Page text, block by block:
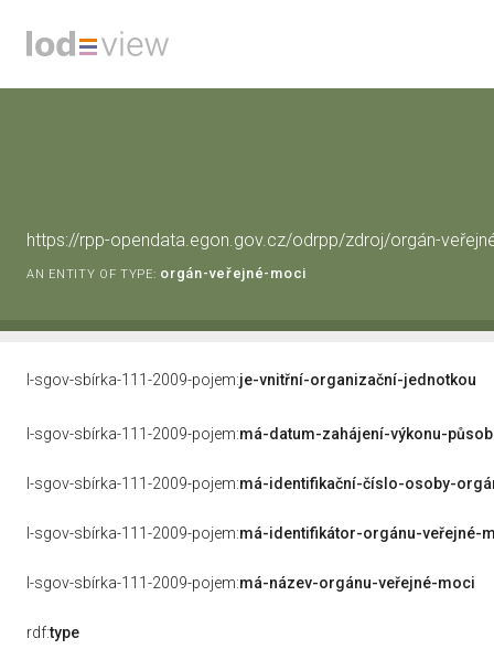
https://rpp-opendata.egon.gov.cz/odrpp/zdroj/orgán-
AN ENTITY OF TYPE: orgán-veřejné-moci
l-sgov-sbírka-111-2009-pojem:je-vnitřní-organizační-jednotkou
l-sgov-sbírka-111-2009-pojem:má-datum-zahájení-výkonu-
l-sgov-sbírka-111-2009-pojem:má-identifikační-číslo-osoby-
l-sgov-sbírka-111-2009-pojem:má-identifikátor-orgánu-veřejné-
l-sgov-sbírka-111-2009-pojem:má-název-orgánu-veřejné-moci
rdf:type